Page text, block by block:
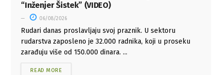
“Inženjer Šistek” (VIDEO)
06/08/2026
Rudari danas proslavljaju svoj praznik. U sektoru
rudarstva zaposleno je 32.000 radnika, koji u proseku
zarađuju više od 150.000 dinara. ...
READ MORE